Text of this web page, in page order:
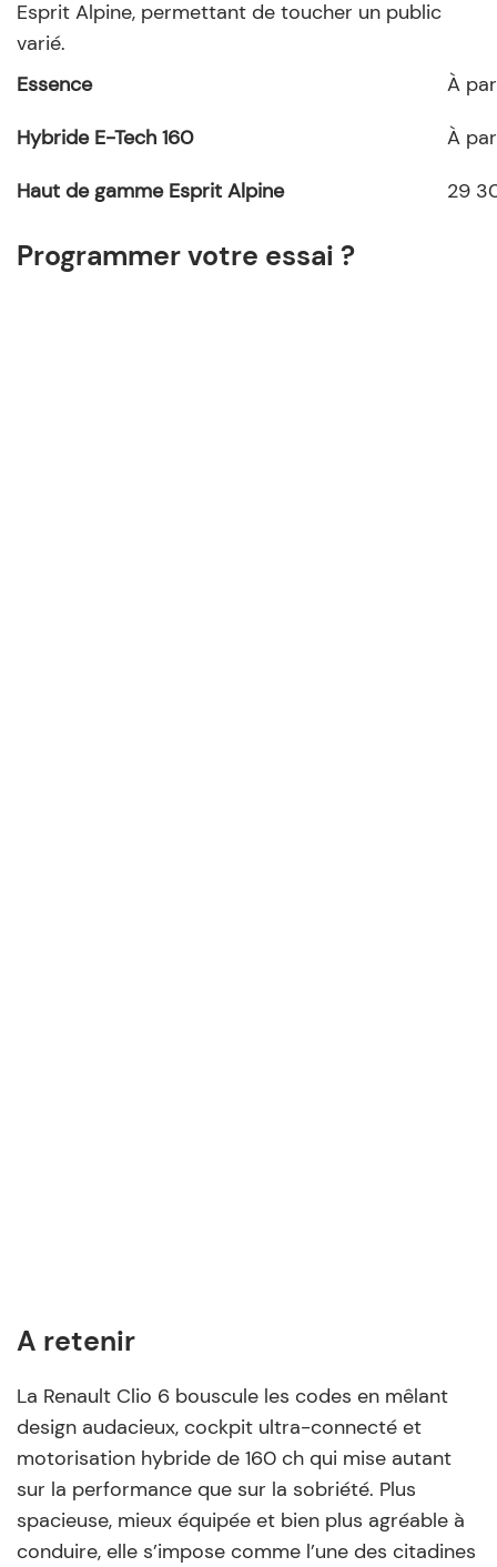
Esprit Alpine, permettant de toucher un public
varié.
Essence
À
Hybride E-Tech 160
À
Haut de gamme Esprit Alpine
29
Programmer votre essai ?
A retenir
La Renault Clio 6 bouscule les codes en mêlant
design audacieux, cockpit ultra-connecté et
motorisation hybride de 160 ch qui mise autant
sur la performance que sur la sobriété. Plus
spacieuse, mieux équipée et bien plus agréable à
conduire, elle s’impose comme l’une des citadines